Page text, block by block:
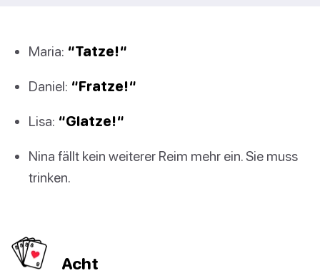
Maria: “Tatze!“
Daniel: “Fratze!“
Lisa: “Glatze!“
Nina fällt kein weiterer Reim mehr ein. Sie muss
trinken.
Acht